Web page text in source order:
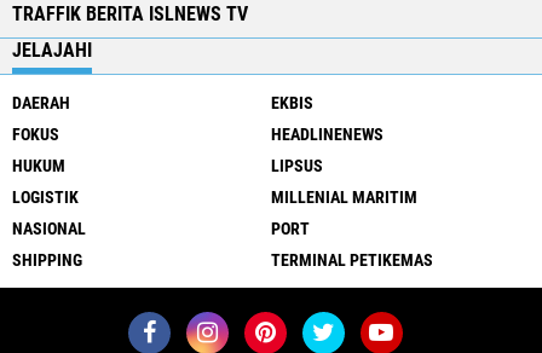
TRAFFIK BERITA ISLNEWS TV
JELAJAHI
DAERAH
EKBIS
FOKUS
HEADLINENEWS
HUKUM
LIPSUS
LOGISTIK
MILLENIAL MARITIM
NASIONAL
PORT
SHIPPING
TERMINAL PETIKEMAS